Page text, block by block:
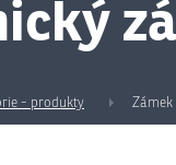
- produkty Zámek